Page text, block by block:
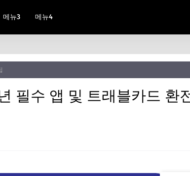
메뉴3 메뉴4
필수 앱 및 트래블카드 환